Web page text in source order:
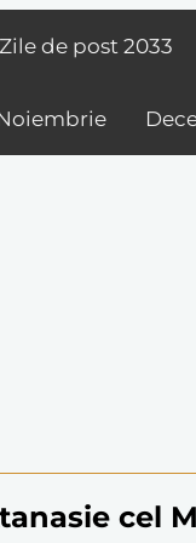
Zile de post 2033
cel